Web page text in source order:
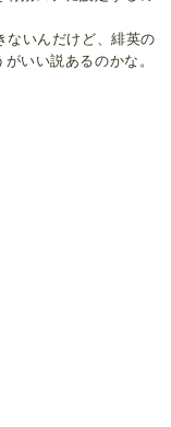
ないんだけど、緋英の
いい説あるのかな。